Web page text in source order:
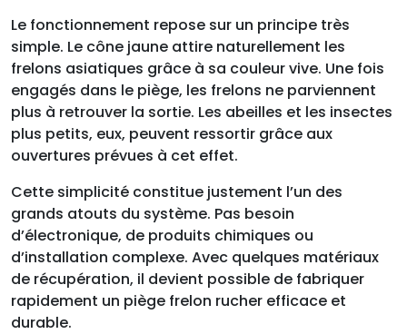
Le fonctionnement repose sur un principe très
simple. Le cône jaune attire naturellement les
frelons asiatiques grâce à sa couleur vive. Une fois
engagés dans le piège, les frelons ne parviennent
plus à retrouver la sortie. Les abeilles et les insectes
plus petits, eux, peuvent ressortir grâce aux
ouvertures prévues à cet effet.
Cette simplicité constitue justement l’un des
grands atouts du système. Pas besoin
d’électronique, de produits chimiques ou
d’installation complexe. Avec quelques matériaux
de récupération, il devient possible de fabriquer
rapidement un piège frelon rucher efficace et
durable.